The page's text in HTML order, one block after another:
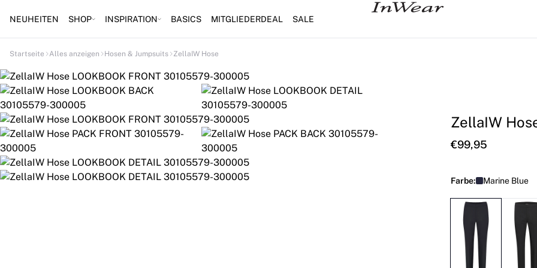
NEUHEITEN SHOP INSPIRATION BASICS MITGLIEDERDEAL SALE
Startseite Alles anzeigen Hosen & Jumpsuits ZellaIW Hose
ZellaIW
€99,95
Farbe: Marine Blue